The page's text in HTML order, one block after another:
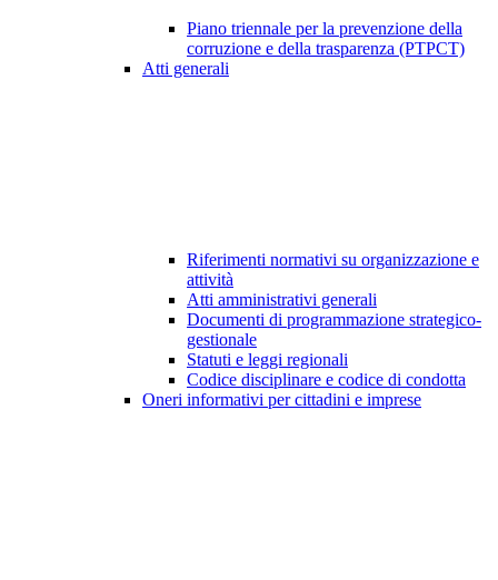
Piano triennale per la prevenzione della
corruzione e della trasparenza (PTPCT)
Atti generali
Riferimenti normativi su organizzazione e
attività
Atti amministrativi generali
Documenti di programmazione strategico-
gestionale
Statuti e leggi regionali
Codice disciplinare e codice di condotta
Oneri informativi per cittadini e imprese